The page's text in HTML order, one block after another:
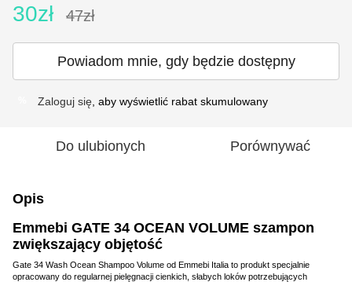
30zł 47zł
Powiadom mnie, gdy będzie dostępny
Zaloguj się , aby wyświetlić rabat skumulowany
Do ulubionych Porównywać
Opis
Emmebi GATE 34 OCEAN VOLUME szampon
zwiększający objętość
Gate 34 Wash Ocean Shampoo Volume od Emmebi Italia to produkt specjalnie
opracowany do regularnej pielęgnacji cienkich, słabych loków potrzebujących